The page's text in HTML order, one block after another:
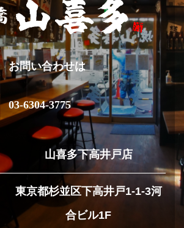
お問い合わせは
03-6304-3775
山喜多下高井戸店
東京都杉並区下高井戸1-1-3河
合ビル1F